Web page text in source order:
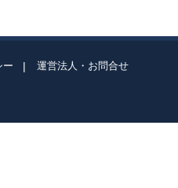
ー 運営法人・お問合せ